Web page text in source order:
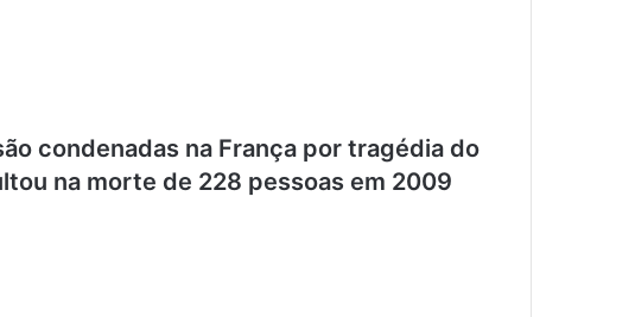
condenadas na França por tragédia do
na morte de 228 pessoas em 2009